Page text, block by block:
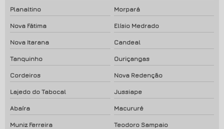
Planaltino Morpará
Nova Fátima Elísio Medrado
Nova Itarana Candeal
Tanquinho Ouriçangas
Cordeiros Nova Redenção
Lajedo do Tabocal Jussiape
Abaíra Macururé
Muniz Ferreira Teodoro Sampaio